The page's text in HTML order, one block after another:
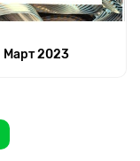
Март 2023